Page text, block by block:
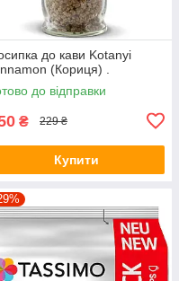
до кави Kotanyi
(Кориця) .
до відправки
₴ 229 ₴
Купити